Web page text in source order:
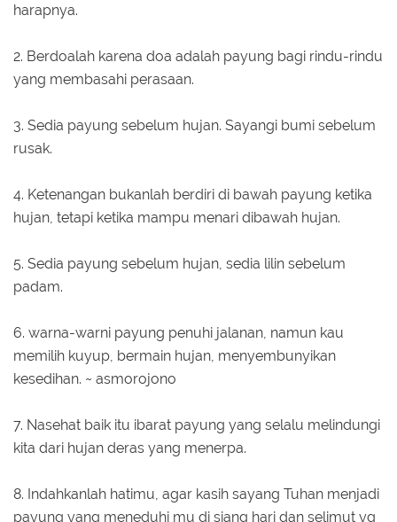
harapnya.
2. Berdoalah karena doa adalah payung bagi rindu-rindu
yang membasahi perasaan.
3. Sedia payung sebelum hujan. Sayangi bumi sebelum
rusak.
4. Ketenangan bukanlah berdiri di bawah payung ketika
hujan, tetapi ketika mampu menari dibawah hujan.
5. Sedia payung sebelum hujan, sedia lilin sebelum
padam.
6. warna-warni payung penuhi jalanan, namun kau
memilih kuyup, bermain hujan, menyembunyikan
kesedihan. ~ asmorojono
7. Nasehat baik itu ibarat payung yang selalu melindungi
kita dari hujan deras yang menerpa.
8. Indahkanlah hatimu, agar kasih sayang Tuhan menjadi
payung yang meneduhi mu di siang hari dan selimut yg